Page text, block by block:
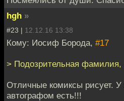
hgh »
#23 | 12.12.16 13:38
Кому: Иосиф Борода, #17
> Подозрительная фамилия,
Отличные комиксы рисует.
автографом есть!!!